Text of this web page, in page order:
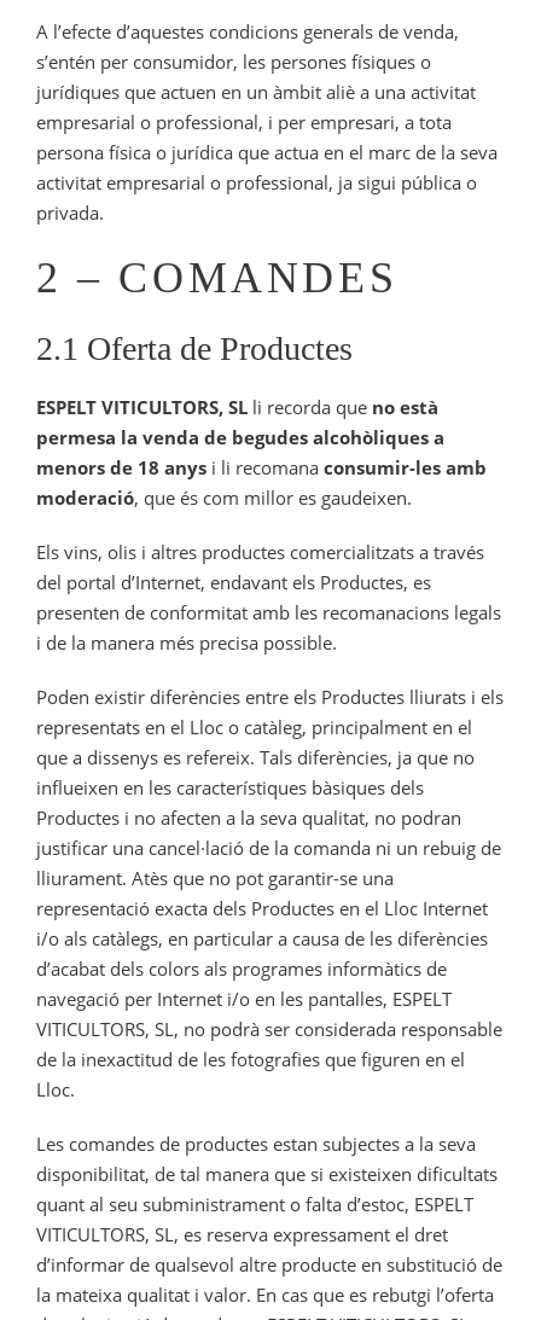
A l’efecte d’aquestes condicions generals de venda,
s’entén per consumidor, les persones físiques o
jurídiques que actuen en un àmbit aliè a una activitat
empresarial o professional, i per empresari, a tota
persona física o jurídica que actua en el marc de la seva
activitat empresarial o professional, ja sigui pública o
privada.
2 – COMANDES
2.1 Oferta de Productes
ESPELT VITICULTORS, SL li recorda que no està
permesa la venda de begudes alcohòliques a
menors de 18 anys i li recomana consumir-les amb
moderació, que és com millor es gaudeixen.
Els vins, olis i altres productes comercialitzats a través
del portal d’Internet, endavant els Productes, es
presenten de conformitat amb les recomanacions legals
i de la manera més precisa possible.
Poden existir diferències entre els Productes lliurats i els
representats en el Lloc o catàleg, principalment en el
que a dissenys es refereix. Tals diferències, ja que no
influeixen en les característiques bàsiques dels
Productes i no afecten a la seva qualitat, no podran
justificar una cancel·lació de la comanda ni un rebuig de
lliurament. Atès que no pot garantir-se una
representació exacta dels Productes en el Lloc Internet
i/o als catàlegs, en particular a causa de les diferències
d’acabat dels colors als programes informàtics de
navegació per Internet i/o en les pantalles, ESPELT
VITICULTORS, SL, no podrà ser considerada responsable
de la inexactitud de les fotografies que figuren en el
Lloc.
Les comandes de productes estan subjectes a la seva
disponibilitat, de tal manera que si existeixen dificultats
quant al seu subministrament o falta d’estoc, ESPELT
VITICULTORS, SL, es reserva expressament el dret
d’informar de qualsevol altre producte en substitució de
la mateixa qualitat i valor. En cas que es rebutgi l’oferta